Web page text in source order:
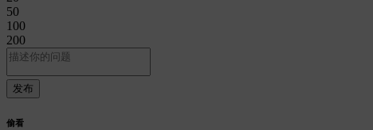
50
100
200
偷看